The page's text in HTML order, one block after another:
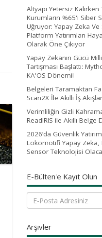
Altyapı Yetersiz
Kurumların %65'i Siber
Uğruyor: Yapay Zeka Ve
Platform Yatırımları
Olarak Öne Çıkıyor
Yapay Zekanın Gücü
Tartışması Başlattı:
KA'OS Dönemi!
Belgeleri Taramaktan
Scan2X İle Akıllı İş
Verimliliğin Gizli
ReadIRIS ile Akıllı Belge
2026’da Güvenlik
Lokomotifi Yapay Zeka,
Sensor Teknolojisi
E-Bülten'e Kayıt Olun
Arşivler